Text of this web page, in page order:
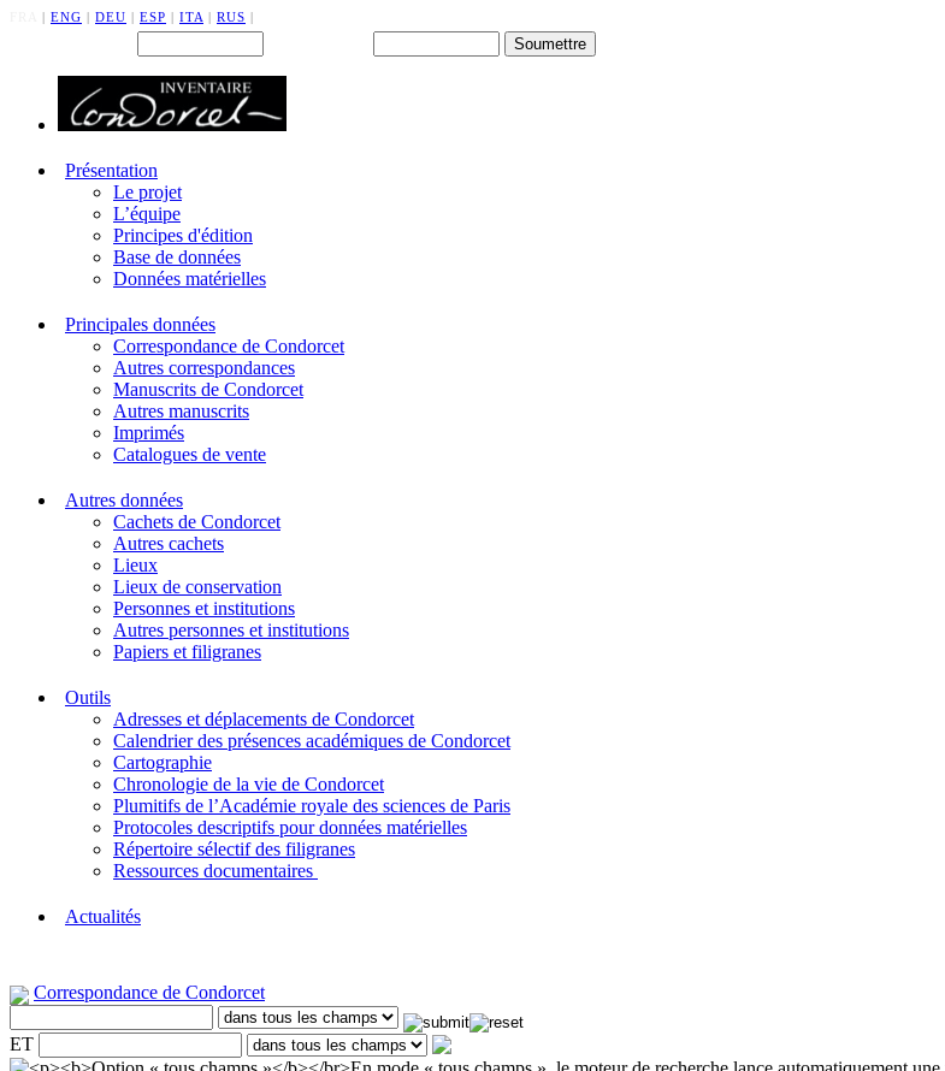
| ENG | DEU | ESP | ITA | RUS |
Présentation
Le projet
L’équipe
Principes d'édition
Base de données
Données matérielles
Principales données
Correspondance de Condorcet
Autres correspondances
Manuscrits de Condorcet
Autres manuscrits
Imprimés
Catalogues de vente
Autres données
Cachets de Condorcet
Autres cachets
Lieux
Lieux de conservation
Personnes et institutions
Autres personnes et institutions
Papiers et filigranes
Outils
Adresses et déplacements de Condorcet
Calendrier des présences académiques de Condorcet
Cartographie
Chronologie de la vie de Condorcet
Plumitifs de l’Académie royale des sciences de Paris
Protocoles descriptifs pour données matérielles
Répertoire sélectif des filigranes
Ressources documentaires
Actualités
Correspondance de Condorcet
ET